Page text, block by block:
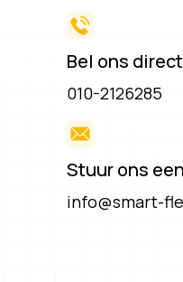
Bel ons direct
010-2126285
Stuur ons
info@smart-